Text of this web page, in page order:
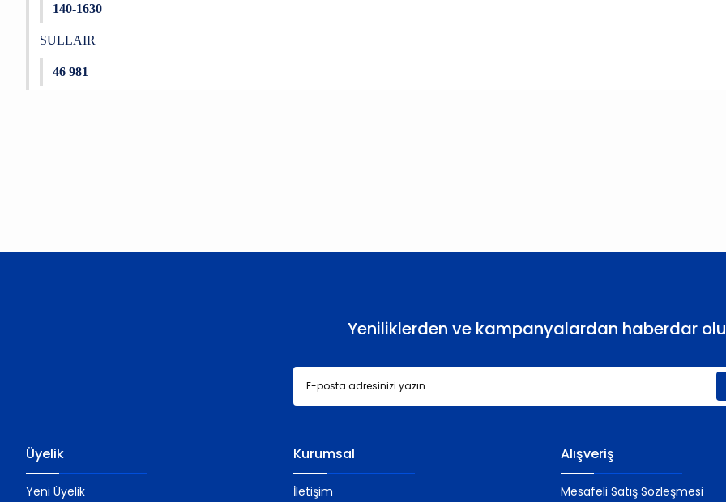
140-1630
SULLAIR
46 981
Ürün bilgilerinde hatalar bulunuyor.
Gönder
Yeniliklerden ve kampanyalardan haberdar
Üyelik
Yeni Üyelik
Kurumsal
İletişim
Alışveriş
Mesafeli Satış Sözleşmesi